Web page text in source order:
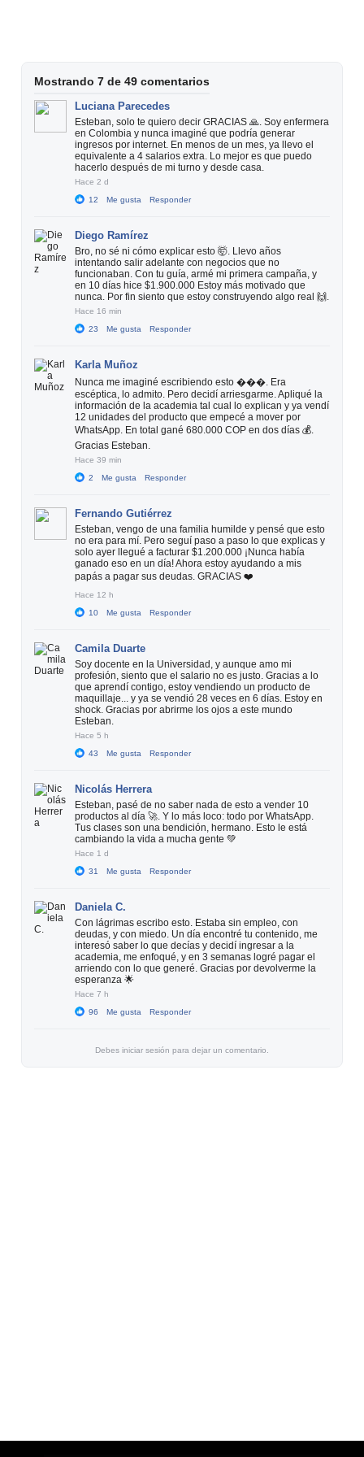
Mostrando 7 de 49 comentarios
Luciana Parecedes
Esteban, solo te quiero decir GRACIAS 🙏. Soy enfermera
en Colombia y nunca imaginé que podría generar
ingresos por internet. En menos de un mes, ya llevo el
equivalente a 4 salarios extra. Lo mejor es que puedo
hacerlo después de mi turno y desde casa.
Hace 2 d
12
Me gusta Responder
Diego Ramírez
Bro, no sé ni cómo explicar esto 🤯. Llevo años
intentando salir adelante con negocios que no
funcionaban. Con tu guía, armé mi primera campaña, y
en 10 días hice $1.900.000 Estoy más motivado que
nunca. Por fin siento que estoy construyendo algo real 🙌.
Hace 16 min
23
Me gusta Responder
Karla Muñoz
Nunca me imaginé escribiendo esto ���. Era
escéptica, lo admito. Pero decidí arriesgarme. Apliqué la
información de la academia tal cual lo explican y ya vendí
12 unidades del producto que empecé a mover por
WhatsApp. En total gané 680.000 COP en dos días 💰.
Gracias Esteban.
Hace 39 min
2
Me gusta Responder
Fernando Gutiérrez
Esteban, vengo de una familia humilde y pensé que esto
no era para mí. Pero seguí paso a paso lo que explicas y
solo ayer llegué a facturar $1.200.000 ¡Nunca había
ganado eso en un día! Ahora estoy ayudando a mis
papás a pagar sus deudas. GRACIAS ❤️
Hace 12 h
10
Me gusta Responder
Camila Duarte
Soy docente en la Universidad, y aunque amo mi
profesión, siento que el salario no es justo. Gracias a lo
que aprendí contigo, estoy vendiendo un producto de
maquillaje... y ya se vendió 28 veces en 6 días. Estoy en
shock. Gracias por abrirme los ojos a este mundo
Esteban.
Hace 5 h
43
Me gusta Responder
Nicolás Herrera
Esteban, pasé de no saber nada de esto a vender 10
productos al día 🚀. Y lo más loco: todo por WhatsApp.
Tus clases son una bendición, hermano. Esto le está
cambiando la vida a mucha gente 💚
Hace 1 d
31
Me gusta Responder
Daniela C.
Con lágrimas escribo esto. Estaba sin empleo, con
deudas, y con miedo. Un día encontré tu contenido, me
interesó saber lo que decías y decidí ingresar a la
academia, me enfoqué, y en 3 semanas logré pagar el
arriendo con lo que generé. Gracias por devolverme la
esperanza 🌟
Hace 7 h
96
Me gusta Responder
Debes iniciar sesión para dejar un comentario.